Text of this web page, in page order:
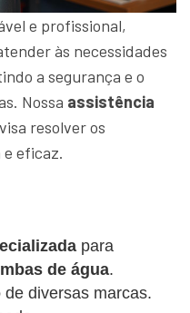
e profissional,
às necessidades
a segurança e o
Nossa assistência
resolver os
eficaz.
para
de água.
de diversas marcas.